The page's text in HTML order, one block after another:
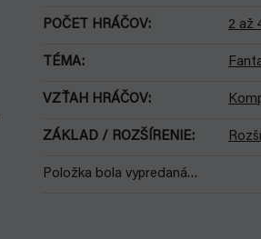
POČET HRÁČOV: 2 až
TÉMA:
VZŤAH HRÁČOV:
ZÁKLAD / ROZŠÍRENIE:
Položka bola vypredaná…